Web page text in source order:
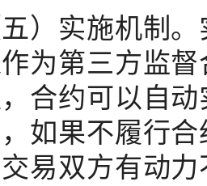
实施机制。
为第三方监
合约可以自
如果不履行
易双方有动